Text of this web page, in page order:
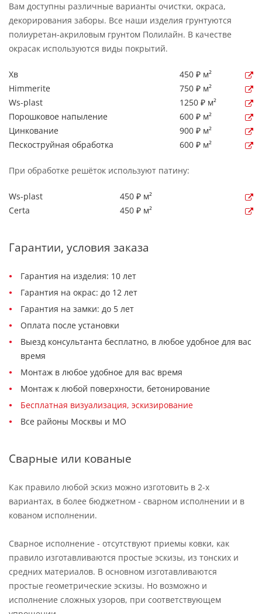
Вам доступны различные варианты очистки, окраса,
декорирования заборы. Все наши изделия грунтуются
полиуретан-акриловым грунтом Полилайн. В качестве
окрасак используются виды покрытий.
Хв
450 ₽ м²
Himmerite
750 ₽ м²
Ws-plast
1250 ₽ м²
Порошковое напыление
600 ₽ м²
Цинкование
900 ₽ м²
Пескоструйная обработка
600 ₽ м²
При обработке решёток используют патину:
Ws-plast
450 ₽ м²
Certa
450 ₽ м²
Гарантии, условия заказа
Гарантия на изделия: 10 лет
Гарантия на окрас: до 12 лет
Гарантия на замки: до 5 лет
Оплата после установки
Выезд консультанта бесплатно, в любое удобное для вас
время
Монтаж в любое удобное для вас время
Монтаж к любой поверхности, бетонирование
Бесплатная визуализация, эскизирование
Все районы Москвы и МО
Сварные или кованые
Как правило любой эскиз можно изготовить в 2-х
вариантах, в более бюджетном - сварном исполнении и в
кованом исполнении.
Сварное исполнение - отсутствуют приемы ковки, как
правило изготавливаются простые эскизы, из тонских и
средних материалов. В основном изготавливаются
простые геометрические эскизы. Но возможно и
исполнение сложных узоров, при соответствующем